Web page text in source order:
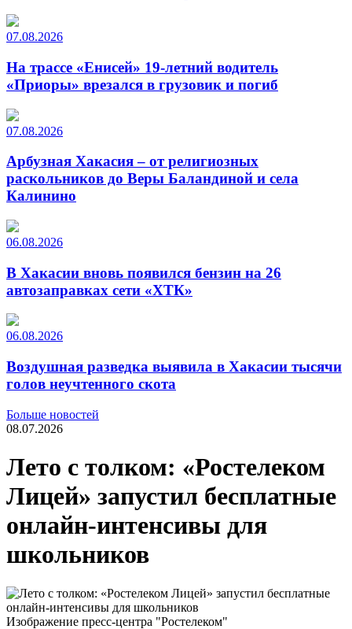
07.08.2026
На трассе «Енисей» 19-летний водитель
«Приоры» врезался в грузовик и погиб
07.08.2026
Арбузная Хакасия – от религиозных
раскольников до Веры Баландиной и села
Калинино
06.08.2026
В Хакасии вновь появился бензин на 26
автозаправках сети «ХТК»
06.08.2026
Воздушная разведка выявила в Хакасии тысячи
голов неучтенного скота
Больше новостей
08.07.2026
Лето с толком: «Ростелеком
Лицей» запустил бесплатные
онлайн-интенсивы для
школьников
Изображение пресс-центра "Ростелеком"